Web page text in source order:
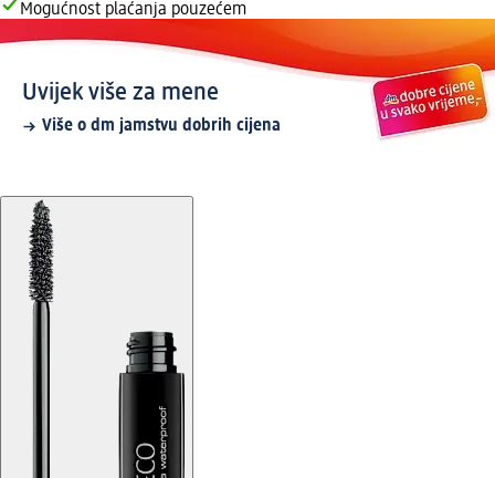
Mogućnost plaćanja pouzećem
Uvijek više za mene
Više o dm jamstvu dobrih cijena